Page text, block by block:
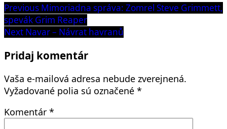
Navigácia
v
článku
Previous Previous
post:
Mimoriadna správa: Zomrel Steve Grimmett,
spevák Grim Reaper
Next Next
Navar – Návrat havranů
Pridaj komentár
Vaša e-mailová adresa nebude zverejnená.
Vyžadované polia sú označené *
Komentár *